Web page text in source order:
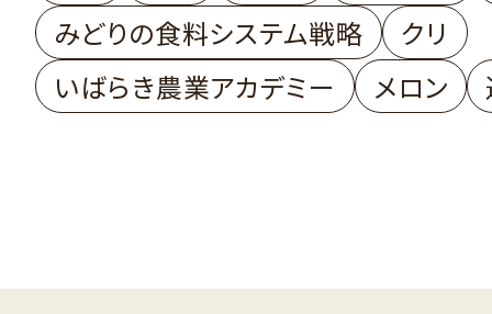
みどりの食料システム戦略
クリ
いばらき農業アカデミー
メロン